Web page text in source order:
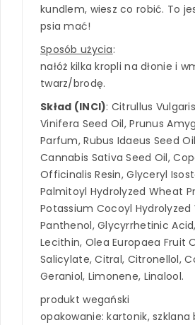
kundlem, wiesz co robić. To
psia mać!
Sposób użycia:
nałóż kilka kropli na dłonie i
twarz/brodę.
Skład (INCI): Citrullus
Vinifera Seed Oil, Prunus
Parfum, Rubus Idaeus Seed
Cannabis Sativa Seed Oil,
Officinalis Resin, Glyceryl
Palmitoyl Hydrolyzed Wheat
Potassium Cocoyl
Panthenol, Glycyrrhetinic
Lecithin, Olea Europaea Fruit
Salicylate, Citral, Citronellol,
Geraniol, Limonene, Linalool.
produkt wegański
opakowanie: kartonik, szklana